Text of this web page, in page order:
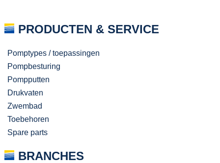
PRODUCTEN & SERVICE
Pomptypes / toepassingen
Pompbesturing
Pompputten
Drukvaten
Zwembad
Toebehoren
Spare parts
BRANCHES